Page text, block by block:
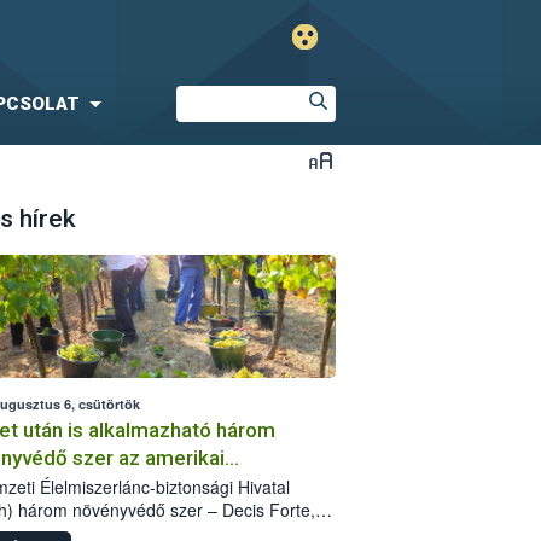
hírek
6, csütörtök
után is alkalmazható három
szer az amerikai
ellen
Élelmiszerlánc-biztonsági Hivatal
három növényvédő szer – Decis Forte,
24 EW, Oroganic – engedélyokiratát